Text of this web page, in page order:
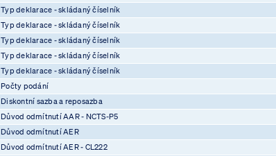
Typ deklarace - skládaný číselník
Typ deklarace - skládaný číselník
Typ deklarace - skládaný číselník
Typ deklarace - skládaný číselník
Typ deklarace - skládaný číselník
Počty podání
Diskontní sazba a reposazba
Důvod odmítnutí AAR - NCTS-P5
Důvod odmítnutí AER
Důvod odmítnutí AER - CL222